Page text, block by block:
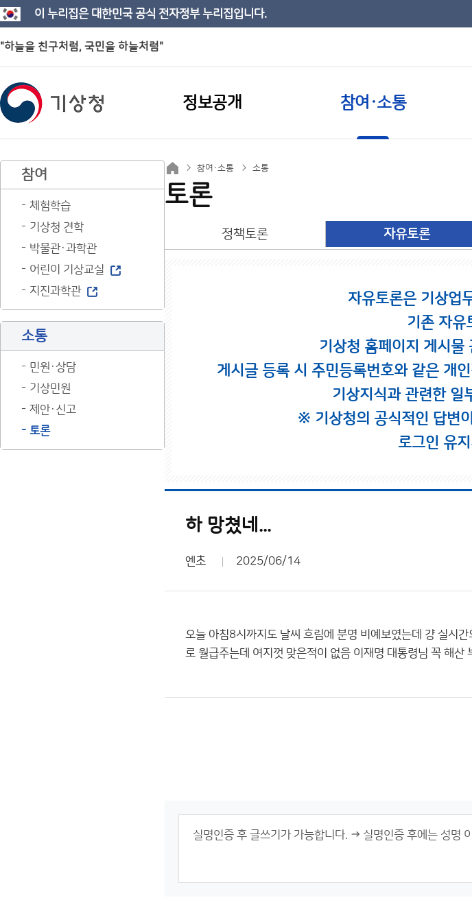
이 누리집은 대한민국 공식 전자정부 누리집입니다.
"하늘을 친구처럼, 국민을 하늘처럼"
정보공개 참여·소통
참여
체험학습
기상청 견학
박물관·과학관
어린이 기상교실
지진과학관
소통
민원·상담
기상민원
제안·신고
토론
참여·소통 소통
토론
정책토론 자유토론
자유토론은 기상업
기존 자유
기상청 홈페이지 게시물
게시글 등록 시 주민등록번호와 같은 개
기상지식과 관련한 일
※ 기상청의 공식적인 답변
로그인 유
하 망쳤네...
엔초 2025/06/14
오늘 아침8시까지도 날씨 흐림에 분명 비예보였는데 걍 실시
로 월급주는데 여지껏 맞은적이 없음 이재명 대통령님 꼭 해산